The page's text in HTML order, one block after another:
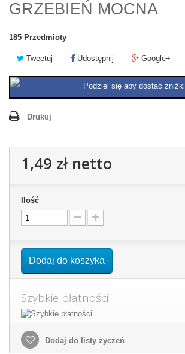
GRZEBIEŃ MOCNA
185 Przedmioty
Tweetuj Udostępnij Google+
Podziel się aby dostać zniżki
Drukuj
1,49 złnetto
Ilość
Dodaj do koszyka
Szybkie płatności
Dodaj do listy życzeń